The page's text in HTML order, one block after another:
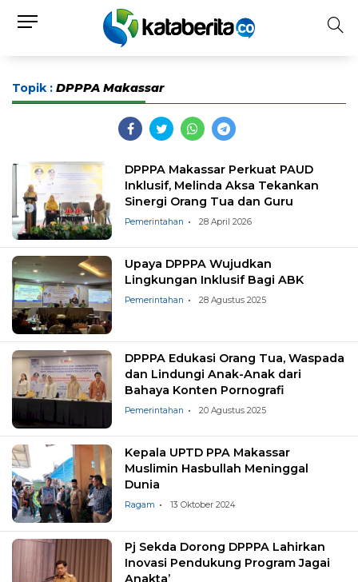
Topik : DPPPA Makassar
DPPPA Makassar Perkuat PAUD
Inklusif, Melinda Aksa Tekankan
Sinergi Orang Tua dan Guru
Pemerintahan 28 April 2026
Upaya DPPPA Wujudkan
Lingkungan Inklusif Bagi ABK
Pemerintahan 28 Agustus 2025
DPPPA Edukasi Orang Tua, Waspada
dan Lindungi Anak-Anak dari
Bahaya Konten Pornografi
Pemerintahan 20 Agustus 2025
Kepala UPTD PPA Makassar
Muslimin Hasbullah Meninggal
Dunia
Ragam 13 Oktober 2024
Pj Sekda Dorong DPPPA Lahirkan
Inovasi Pendukung Program Jagai
Anakta’